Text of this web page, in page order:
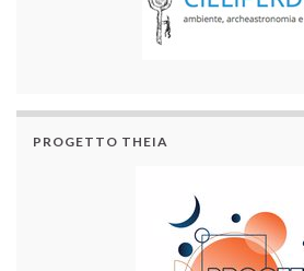
PROGETTO THEIA